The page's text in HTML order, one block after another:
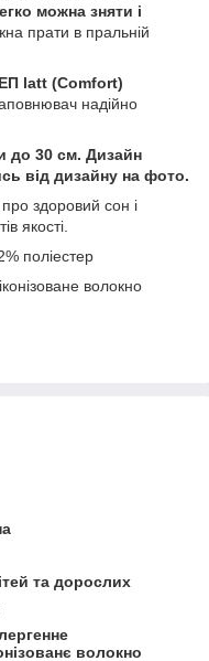
можна зняти і
прати в пральній
latt (Comfort)
надійно
до 30 см. Дизайн
від дизайну на фото.
здоровий сон і
якості.
поліестер
волокно
та дорослих
волокно